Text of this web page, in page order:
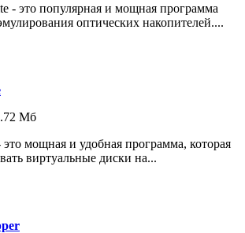
- это популярная и мощная программа
оптических накопителей....
Мб
мощная и удобная программа, которая
виртуальные диски на...